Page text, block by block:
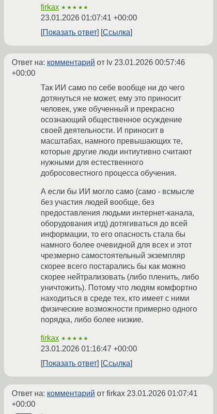
firkax ★★★★★
23.01.2026 01:07:41 +00:00
Показать ответ
Ссылка
Ответ на: комментарий от lv 23.01.2026 00:57:46
+00:00
Так ИИ само по себе вообще ни до чего
дотянуться не может, ему это приносит
человек, уже обученный и прекрасно
осознающий общественное осуждение
своей деятельности. И приносит в
масштабах, намного превышающих те,
которые другие люди интиутивно считают
нужными для естественного
добросовестного процесса обучения.
А если бы ИИ могло само (само - всмысле
без участия людей вообще, без
предоставления людьми интернет-канала,
оборудования итд) дотягиваться до всей
информации, то его опасность стала бы
намного более очевидной для всех и этот
чрезмерно самостоятельный экземпляр
скорее всего постарались бы как можно
скорее нейтрализовать (либо пленить, либо
уничтожить). Потому что людям комфортно
находиться в среде тех, кто имеет с ними
физические возможности примерно одного
порядка, либо более низкие.
firkax ★★★★★
23.01.2026 01:16:47 +00:00
Показать ответ
Ссылка
Ответ на: комментарий от firkax 23.01.2026 01:07:41
+00:00